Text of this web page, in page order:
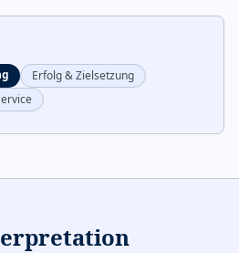
Erfolg & Zielsetzung